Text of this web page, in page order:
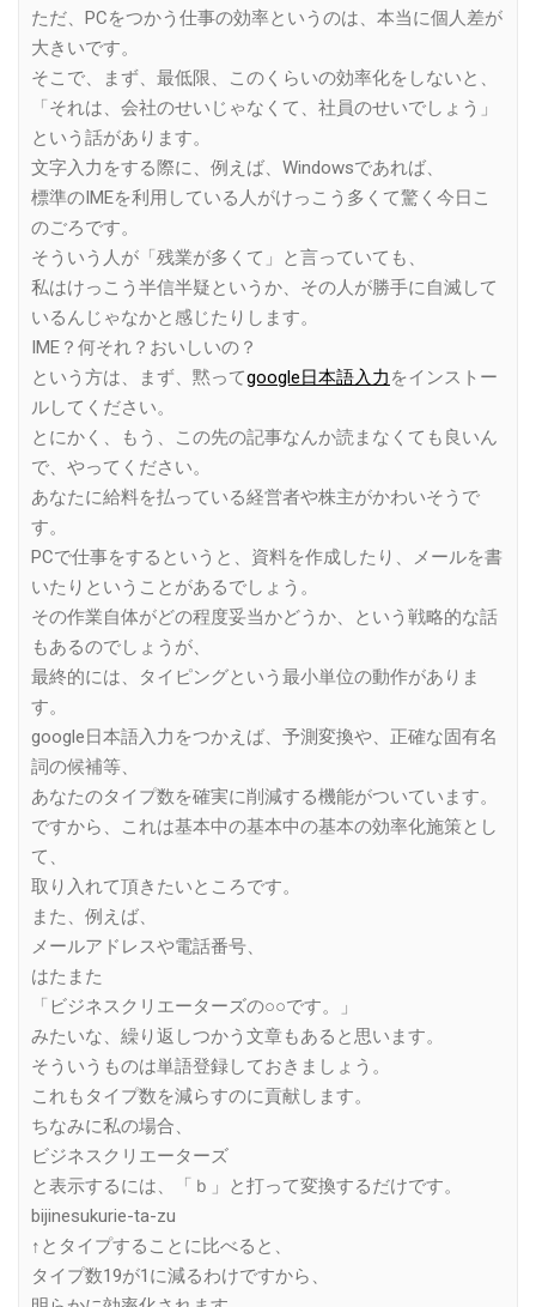
ただ、PCをつかう仕事の効率というのは、本当に個人差が
大きいです。
そこで、まず、最低限、このくらいの効率化をしないと、
「それは、会社のせいじゃなくて、社員のせいでしょう」
という話があります。
文字入力をする際に、例えば、Windowsであれば、
標準のIMEを利用している人がけっこう多くて驚く今日こ
のごろです。
そういう人が「残業が多くて」と言っていても、
私はけっこう半信半疑というか、その人が勝手に自滅して
いるんじゃなかと感じたりします。
IME？何それ？おいしいの？
という方は、まず、黙ってgoogle日本語入力 をインストー
ルしてください。
とにかく、もう、この先の記事なんか読まなくても良いん
で、やってください。
あなたに給料を払っている経営者や株主がかわいそうで
す。
PCで仕事をするというと、資料を作成したり、メールを書
いたりということがあるでしょう。
その作業自体がどの程度妥当かどうか、という戦略的な話
もあるのでしょうが、
最終的には、タイピングという最小単位の動作がありま
す。
google日本語入力をつかえば、予測変換や、正確な固有名
詞の候補等、
あなたのタイプ数を確実に削減する機能がついています。
ですから、これは基本中の基本中の基本の効率化施策とし
て、
取り入れて頂きたいところです。
また、例えば、
メールアドレスや電話番号、
はたまた
「ビジネスクリエーターズの○○です。」
みたいな、繰り返しつかう文章もあると思います。
そういうものは単語登録しておきましょう。
これもタイプ数を減らすのに貢献します。
ちなみに私の場合、
ビジネスクリエーターズ
と表示するには、「ｂ」と打って変換するだけです。
bijinesukurie-ta-zu
↑とタイプすることに比べると、
タイプ数19が1に減るわけですから、